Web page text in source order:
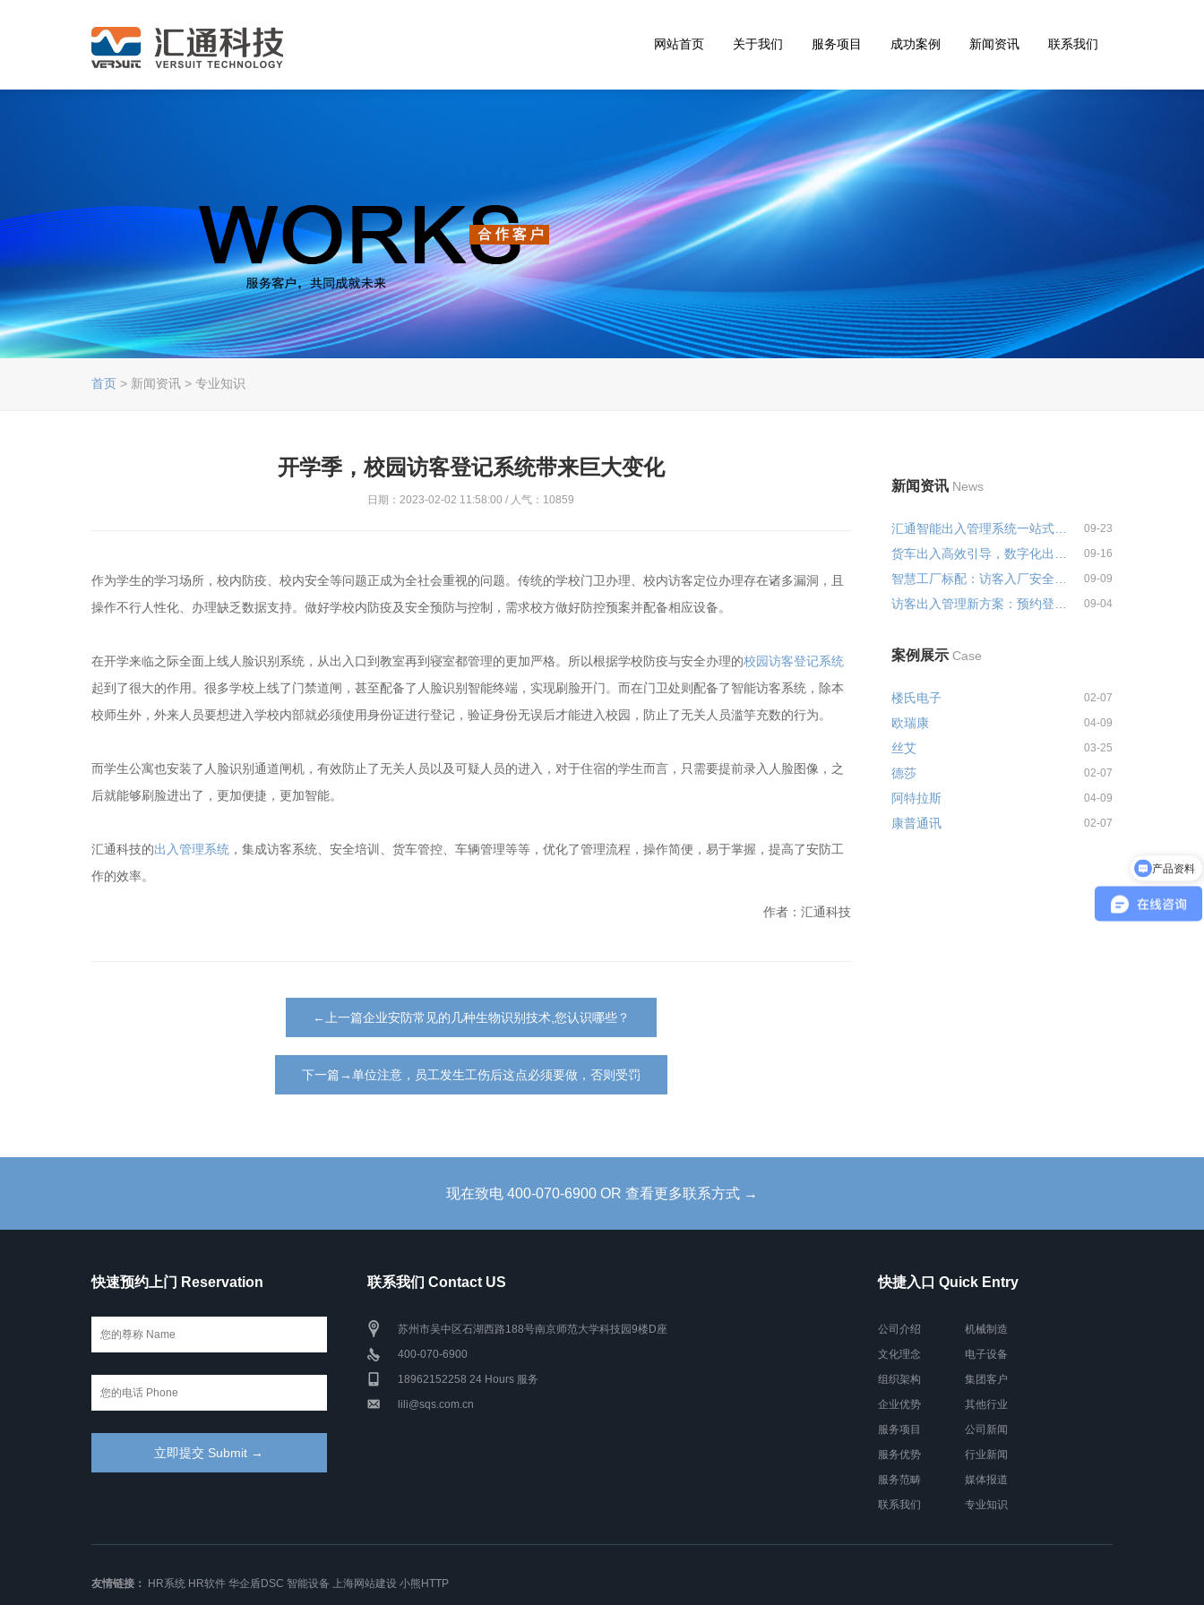
网站首页 关于我们 服务项目 成功案例 新闻资讯 联系我们
首页 > 新闻资讯 > 专业知识
开学季，校园访客登记系统带来巨大变化
日期：2023-02-02 11:58:00 / 人气：10859
作为学生的学习场所，校内防疫、校内安全等问题正成为全社会重视的问题。传统的学校门卫办理、校内访客定位办理存在诸多漏洞，且
操作不行人性化、办理缺乏数据支持。做好学校内防疫及安全预防与控制，需求校方做好防控预案并配备相应设备。
在开学来临之际全面上线人脸识别系统，从出入口到教室再到寝室都管理的更加严格。所以根据学校防疫与安全办理的校园访客登记系统
起到了很大的作用。很多学校上线了门禁道闸，甚至配备了人脸识别智能终端，实现刷脸开门。而在门卫处则配备了智能访客系统，除本
校师生外，外来人员要想进入学校内部就必须使用身份证进行登记，验证身份无误后才能进入校园，防止了无关人员滥竽充数的行为。
而学生公寓也安装了人脸识别通道闸机，有效防止了无关人员以及可疑人员的进入，对于住宿的学生而言，只需要提前录入人脸图像，之
后就能够刷脸进出了，更加便捷，更加智能。
汇通科技的出入管理系统 ，集成访客系统 、安全培训、货车管控、车辆管理等等，优化了管理流程，操作简便，易于掌握，提高了安防工
作的效率。
作者：汇通科技
←上一篇企业安防常见的几种生物识别技术,您认识哪些？
下一篇→单位注意，员工发生工伤后这点必须要做，否则受罚
新闻资讯 News
汇通智能出入管理系统一站式解决... 09-23
09-16
09-09
09-04
案例展示 Case
楼氏电子 02-07
欧瑞康 04-09
丝艾 03-25
德莎 02-07
阿特拉斯 04-09
康普通讯 02-07
现在致电 400-070-6900 OR 查看更多联系方式 →
快速预约上门 Reservation 联系我们 Contact US
苏州市吴中区石湖西路188号南京师范大学科技园9楼D座
400-070-6900
18962152258 24 Hours 服务
lili@sqs.com.cn
快捷入口 Quick Entry
公司介绍
文化理念
组织架构
企业优势
服务项目
服务优势
服务范畴
联系我们
机械制造
电子设备
集团客户
其他行业
公司新闻
行业新闻
媒体报道
专业知识
友情链接： HR系统 HR软件 华企盾DSC 智能设备 上海网站建设 小熊HTTP
系统部署方式